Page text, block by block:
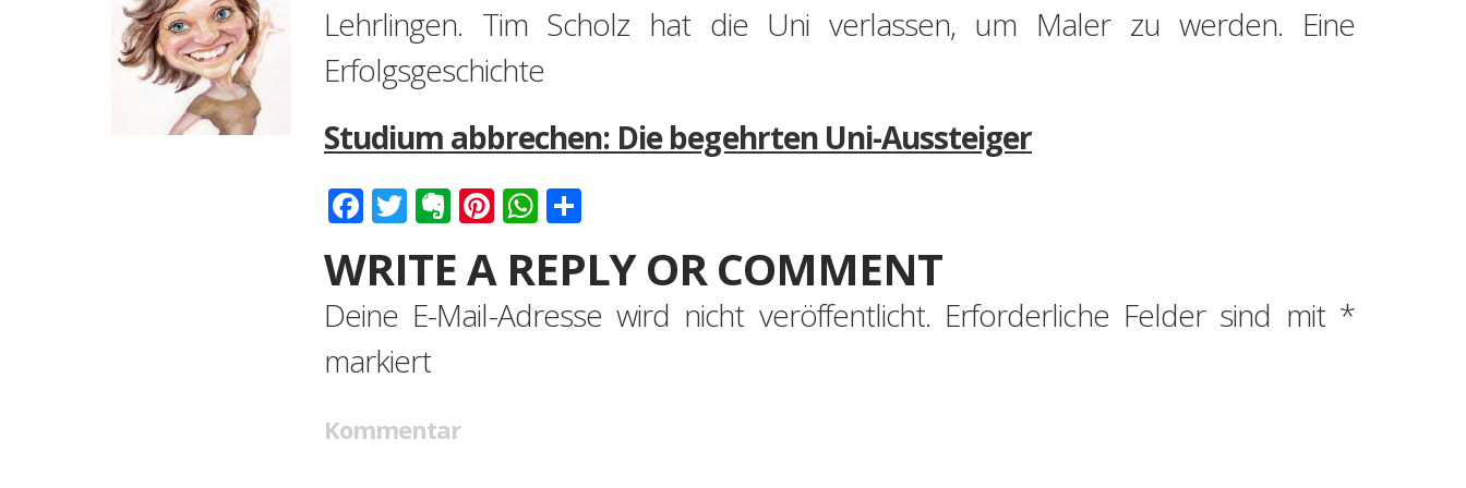
Lehrlingen. Tim Scholz hat die Uni verlassen, um Maler zu werden. Eine
Erfolgsgeschichte
Studium abbrechen: Die begehrten Uni-Aussteiger
Facebook
Twitter
Evernote
Pinterest
WhatsApp
WRITE A REPLY OR COMMENT
Deine E-Mail-Adresse wird nicht veröffentlicht. Erforderliche Felder sind mit *
markiert
Kommentar